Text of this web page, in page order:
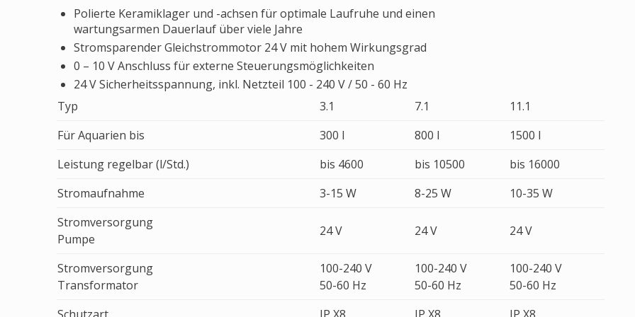
Polierte Keramiklager und -achsen für optimale Laufruhe und einen
wartungsarmen Dauerlauf über viele Jahre
Stromsparender Gleichstrommotor 24 V mit hohem Wirkungsgrad
0 – 10 V Anschluss für externe Steuerungsmöglichkeiten
24 V Sicherheitsspannung, inkl. Netzteil 100 - 240 V / 50 - 60 Hz
Typ
3.1 7.1
11.1
Für Aquarien bis
300 l 800 l
1500 l
Leistung regelbar (l/Std.)
bis 4600 bis 10500
bis 16000
Stromaufnahme
3-15 W 8-25 W
10-35 W
Stromversorgung
Pumpe
24 V 24 V 24 V
Stromversorgung
Transformator
100-240 V
50-60 Hz
100-240 V
50-60 Hz
100-240 V
50-60 Hz